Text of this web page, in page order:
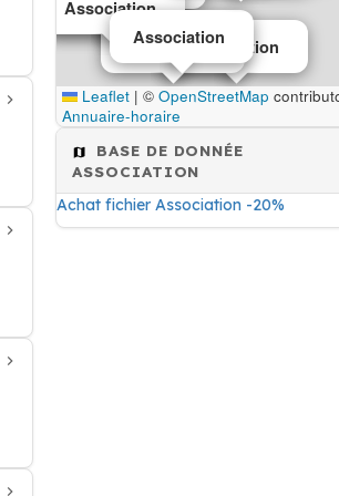
Association
Association
Association
Association
Association
Leaflet | © OpenStreetMap
Annuaire-horaire
BASE DE DONNÉE
ASSOCIATION
Achat fichier Association -20%